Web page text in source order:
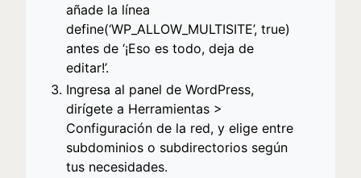
añade la línea
define(‘WP_ALLOW_MULTISITE’, true)
antes de ‘¡Eso es todo, deja de
editar!’.
Ingresa al panel de WordPress,
dirígete a Herramientas >
Configuración de la red, y elige entre
subdominios o subdirectorios según
tus necesidades.